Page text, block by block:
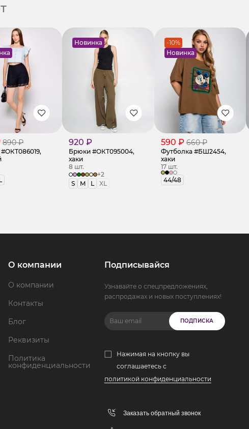
890 ₽
Новинка
920 ₽
Брюки #ОКТ095004,
хаки
8 шт.
+2
S
M L XL
-10%
Новинка
590 ₽ 660 ₽
Футболка #БШ2454,
хаки
17 шт.
44/48
О компании
О компании
Контакты
Блог
Реквизиты
Политика
конфиденциальности
Подписывайся
Узнавайте о спецпредложениях,
распродажах и новых поступлениях!
ПОДПИСКА
Нажимая на кнопку вы
соглашаетесь с
политикой конфиденциальности
Заказать обратный звонок